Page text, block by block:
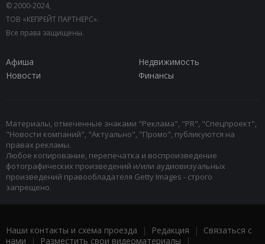
© 2000-2024,
ТОВ «КЕПРЕЙТ ПАРТНЕРС».
Все права защищены.
Афиша
Недвижимость
Новости
Финансы
Материалы, отмеченные знаками "Реклама", "PR", "Спецпроект",
"Новости компаний", "Актуально", "Промо", публикуются на
правах рекламы.
Любое копирование, перепечатка и воспроизведение
фотографических произведений и/или аудиовизуальных
произведений правообладателя Getty Images - строго
запрещено.
Наши контакты и схема проезда | Редакция | Связаться с
нами | Разместить свои видеоматериалы |